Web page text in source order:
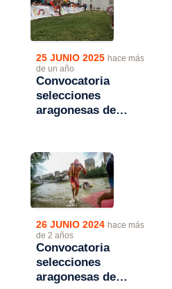
25 JUNIO 2025 hace más
de un año
Convocatoria
selecciones
aragonesas de
España de
Autonomías 2025
26 JUNIO 2024 hace más
de 2 años
Convocatoria
selecciones
aragonesas de